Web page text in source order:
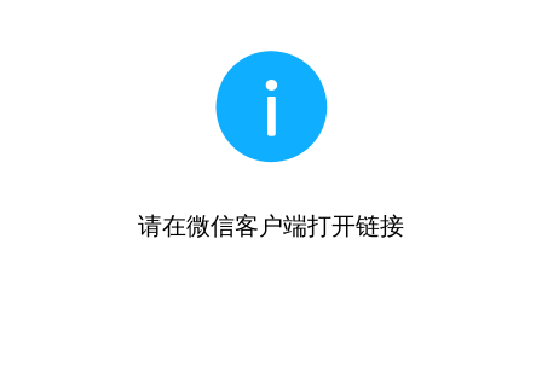
请在微信客户端打开链接